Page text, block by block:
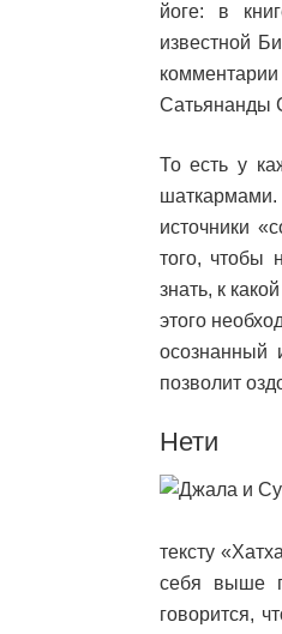
йоге: в
известной
Сатьянанды
То есть у
источники
того, чтобы
знать, к
этого
осознанный
позволит
Нети
тексту
себя выше
говорится,